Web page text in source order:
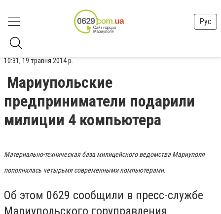
Рус
10:31, 19 травня 2014 р.
Мариупольские
предприниматели подарили
милиции 4 компьютера
Материально-техническая база милицейского ведомства Мариуполя
пополнилась четырьмя современными компьютерами.
Об этом 0629 сообщили в пресс-службе
Мариупольского горуправления